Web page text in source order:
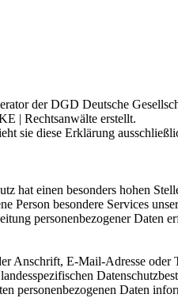
der DGD Deutsche
| Rechtsanwälte erstellt.
sie diese Erklärung
hat einen besonders hohen
Person besondere Services
personenbezogener
Anschrift, E-Mail-Adresse
personenbezogenen Daten